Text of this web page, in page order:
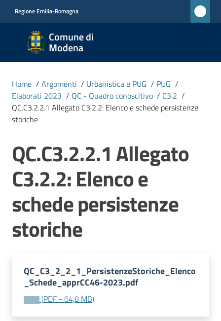
Regione Emilia-Romagna
Comune di
Modena
Comune
di
Modena
CIVICA
MONET
Novità
Servizi
Vivere
Modena
Argomenti
Menu selezionato
Home / Argomenti / Urbanistica e PUG / PUG /
Elaborati 2023 / QC - Quadro conoscitivo / C3.2 /
QC.C3.2.2.1 Allegato C3.2.2: Elenco e schede persistenze
storiche
QC.C3.2.2.1 Allegato
C3.2.2: Elenco e
schede persistenze
storiche
QC_C3_2_2_1_PersistenzeStoriche_Elenco
_Schede_apprCC46-2023.pdf
(PDF - 64,8 MB)